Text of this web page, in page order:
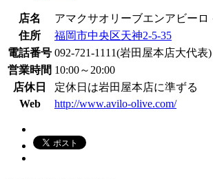
店名
アマクサオリーブエンアビーロ
住所
福岡市中央区天神2-5-35
電話番号 092-721-1111(岩田屋本店大代表)
営業時間 10:00～20:00
店休日
定休日は岩田屋本店に準ずる
Web
http://www.avilo-olive.com/